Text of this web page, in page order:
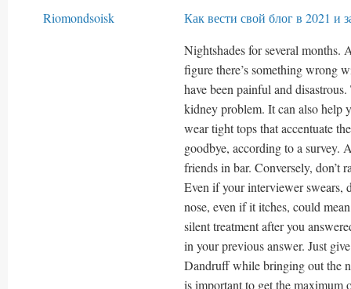
Riomondsoisk
Как вести свой блог в 2021 и
Nightshades for several months.
figure there’s something wrong
have been painful and
kidney problem. It can also help
wear tight tops that accentuate
goodbye, according to a survey.
friends in bar. Conversely, don’t
Even if your interviewer swears,
nose, even if it itches, could
silent treatment after you
in your previous answer. Just
Dandruff while bringing out the
is important to get the maximum